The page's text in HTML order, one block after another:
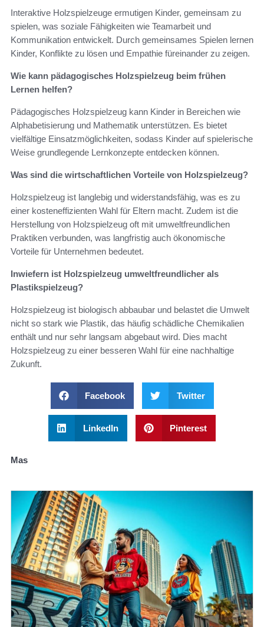
Interaktive Holzspielzeuge ermutigen Kinder, gemeinsam zu
spielen, was soziale Fähigkeiten wie Teamarbeit und
Kommunikation entwickelt. Durch gemeinsames Spielen lernen
Kinder, Konflikte zu lösen und Empathie füreinander zu zeigen.
Wie kann pädagogisches Holzspielzeug beim frühen
Lernen helfen?
Pädagogisches Holzspielzeug kann Kinder in Bereichen wie
Alphabetisierung und Mathematik unterstützen. Es bietet
vielfältige Einsatzmöglichkeiten, sodass Kinder auf spielerische
Weise grundlegende Lernkonzepte entdecken können.
Was sind die wirtschaftlichen Vorteile von Holzspielzeug?
Holzspielzeug ist langlebig und widerstandsfähig, was es zu
einer kosteneffizienten Wahl für Eltern macht. Zudem ist die
Herstellung von Holzspielzeug oft mit umweltfreundlichen
Praktiken verbunden, was langfristig auch ökonomische
Vorteile für Unternehmen bedeutet.
Inwiefern ist Holzspielzeug umweltfreundlicher als
Plastikspielzeug?
Holzspielzeug ist biologisch abbaubar und belastet die Umwelt
nicht so stark wie Plastik, das häufig schädliche Chemikalien
enthält und nur sehr langsam abgebaut wird. Dies macht
Holzspielzeug zu einer besseren Wahl für eine nachhaltige
Zukunft.
Facebook Twitter
LinkedIn Pinterest
Mas